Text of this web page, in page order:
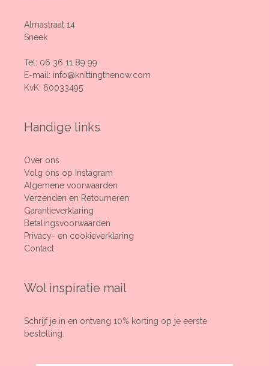
Almastraat 14
Sneek
Tel: 06 36 11 89 99
E-mail: info@knittingthenow.com
KvK: 60033495
Handige links
Over ons
Volg ons op Instagram
Algemene voorwaarden
Verzenden en Retourneren
Garantieverklaring
Betalingsvoorwaarden
Privacy- en cookieverklaring
Contact
Wol inspiratie mail
Schrijf je in en ontvang 10% korting op je eerste
bestelling.